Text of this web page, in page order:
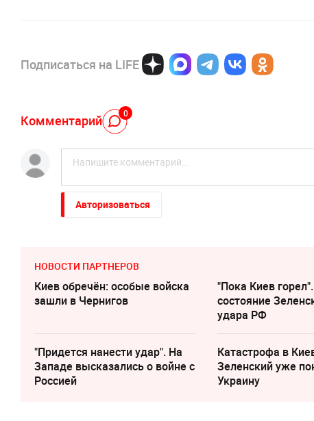
Подписаться на LIFE
Комментарий 0
Авторизоваться
НОВОСТИ ПАРТНЕРОВ
Киев обречён: особые войска
зашли в Чернигов
"Пока Киев
состояние
удара РФ
"Придется нанести удар". На
Западе высказались о войне с
Россией
Катастрофа в
Зеленский уже
Украину